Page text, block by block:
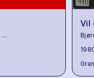
...
Vil